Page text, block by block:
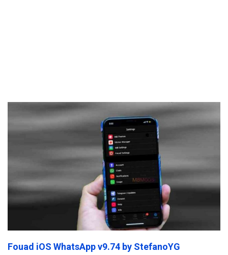
Frankenstein45.Com
Fouad iOS WhatsApp v9.74 by StefanoYG